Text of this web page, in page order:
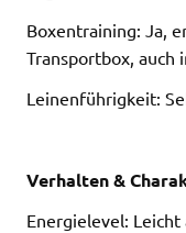
Boxentraining: Ja,
Transportbox, auch
Leinenführigkeit:
Verhalten &
Energielevel: Leicht